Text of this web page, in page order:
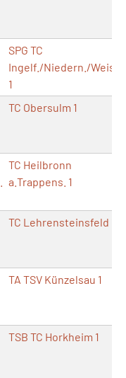
SPG TC
Ingelf./Niedern./
1
TC Obersulm 1
TC Heilbronn
a.Trappens. 1
TC Lehrensteinsfeld 1
TA TSV Künzelsau 1
TSB TC Horkheim 1